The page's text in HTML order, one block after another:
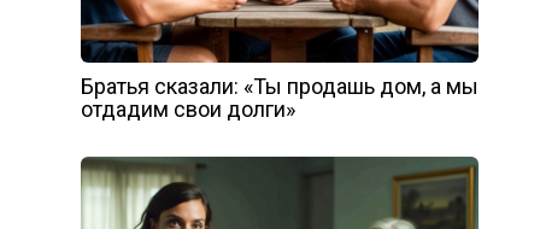
Братья сказали: «Ты продашь дом, а мы
отдадим свои долги»